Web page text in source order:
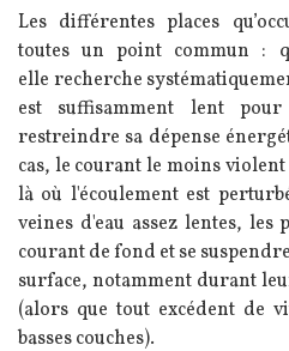
Les différentes places
toutes un point commun :
elle recherche
est suffisamment lent
restreindre sa dépense
cas, le courant le moins
là où l'écoulement est
veines d'eau assez lentes, les
courant de fond et se
surface, notamment durant
(alors que tout excédent de
basses couches).